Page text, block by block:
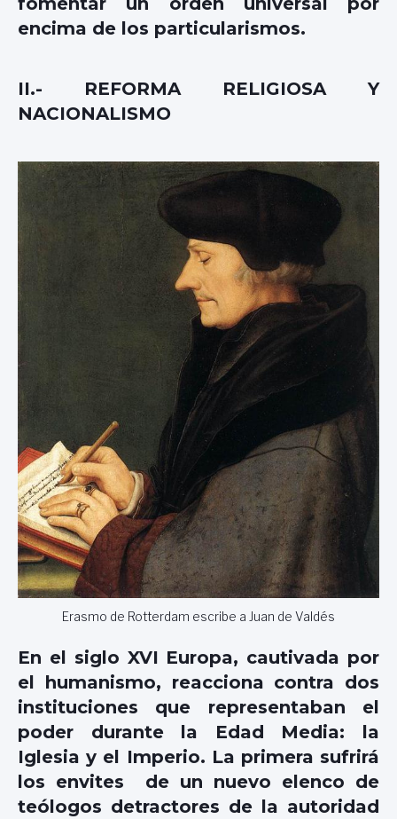
encima de los particularismos.
II.- REFORMA RELIGIOSA Y
NACIONALISMO
Erasmo de Rotterdam escribe a Juan de Valdés
En el siglo XVI Europa, cautivada por
el humanismo, reacciona contra dos
instituciones que representaban el
poder durante la Edad Media: la
Iglesia y el Imperio. La primera sufrirá
los envites de un nuevo elenco de
teólogos detractores de la autoridad